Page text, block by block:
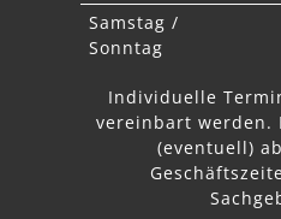
Samstag /
Sonntag
Individuelle
vereinbart werden.